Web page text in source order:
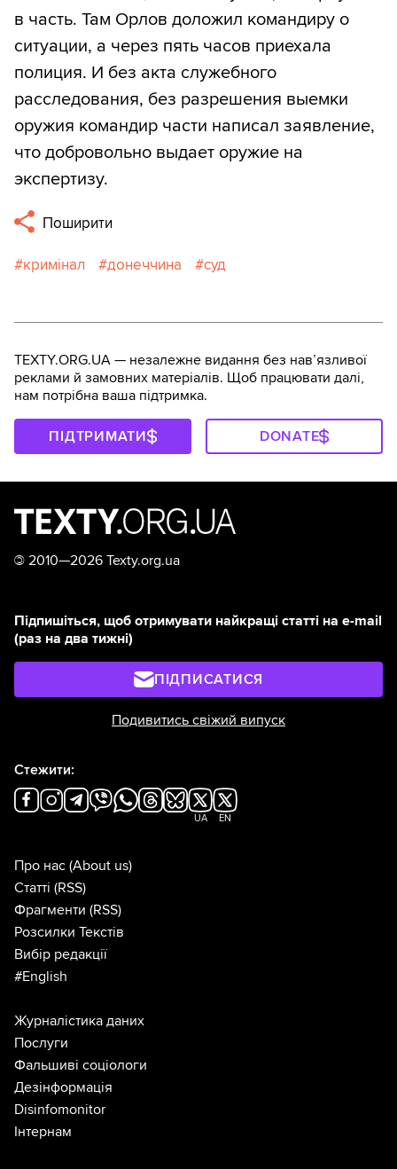
в часть. Там Орлов доложил командиру о
ситуации, а через пять часов приехала
полиция. И без акта служебного
расследования, без разрешения выемки
оружия командир части написал заявление,
что добровольно выдает оружие на
экспертизу.
Поширити
кримінал донеччина суд
TEXTY.ORG.UA — незалежне видання без навʼязливої
реклами й замовних матеріалів. Щоб працювати далі,
нам потрібна ваша підтримка.
ПІДТРИМАТИ DONATE
© 2010—2026 Texty.org.ua
Підпишіться, щоб отримувати найкращі статті на e-mail
(раз на два тижні)
ПІДПИСАТИСЯ
Подивитись свіжий випуск
Стежити:
UA EN
Про нас (About us)
Статті (RSS)
Фрагменти (RSS)
Розсилки Текстів
Вибір редакції
#English
Журналістика даних
Послуги
Фальшиві соціологи
Дезінформація
Disinfomonitor
Інтернам